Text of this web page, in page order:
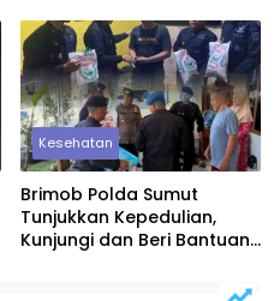
Kesehatan
Brimob Polda Sumut
Tunjukkan Kepedulian,
Kunjungi dan Beri Bantuan